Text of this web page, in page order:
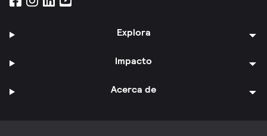
Explora
Impacto
Acerca de